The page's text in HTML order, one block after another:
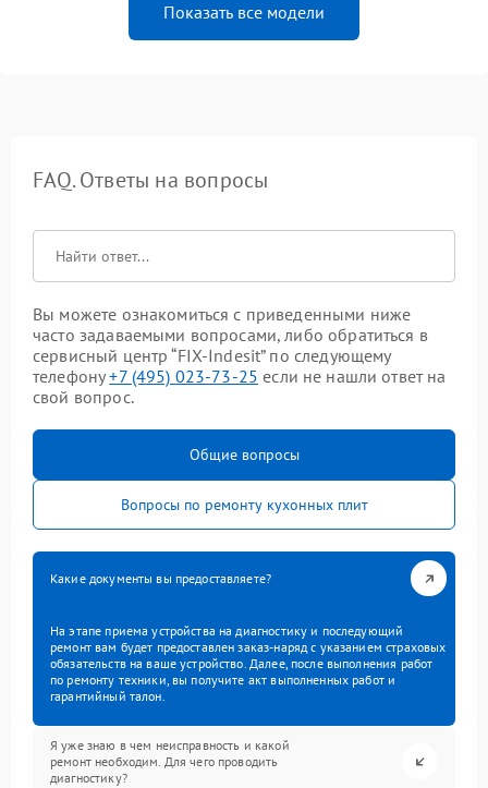
Показать все модели
FAQ. Ответы на вопросы
Вы можете ознакомиться с приведенными ниже
часто задаваемыми вопросами, либо обратиться в
сервисный центр “FIX-Indesit” по следующему
телефону+7 (495) 023-73-25 если не нашли ответ на
свой вопрос.
Общие вопросы
Вопросы по ремонту кухонных плит
Какие документы вы предоставляете?
На этапе приема устройства на диагностику и последующий
ремонт вам будет предоставлен заказ-наряд с указанием страховых
обязательств на ваше устройство. Далее, после выполнения работ
по ремонту техники, вы получите акт выполненных работ и
гарантийный талон.
Я уже знаю в чем неисправность и какой
ремонт необходим. Для чего проводить
диагностику?